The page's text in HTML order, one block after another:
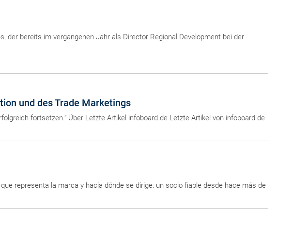
der bereits im vergangenen Jahr als Director Regional Development bei der
und des Trade Marketings
fortsetzen.“ Über Letzte Artikel infoboard.de Letzte Artikel von infoboard.de
representa la marca y hacia dónde se dirige: un socio fiable desde hace más de